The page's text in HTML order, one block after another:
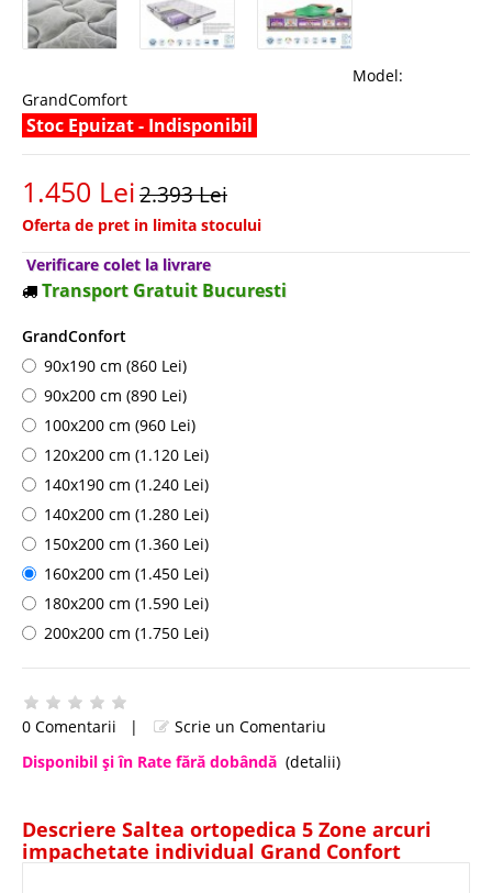
Model:
GrandComfort
Stoc Epuizat - Indisponibil
1.450 Lei2.393 Lei
Oferta de pret in limita stocului
Verificare colet la livrare
Transport Gratuit Bucuresti
GrandConfort
90x190 cm (860 Lei)
90x200 cm (890 Lei)
100x200 cm (960 Lei)
120x200 cm (1.120 Lei)
140x190 cm (1.240 Lei)
140x200 cm (1.280 Lei)
150x200 cm (1.360 Lei)
160x200 cm (1.450 Lei)
180x200 cm (1.590 Lei)
200x200 cm (1.750 Lei)
0 Comentarii |
Scrie un Comentariu
Disponibil şi în Rate fără dobândă (detalii)
Descriere Saltea ortopedica 5 Zone arcuri
impachetate individual Grand Confort